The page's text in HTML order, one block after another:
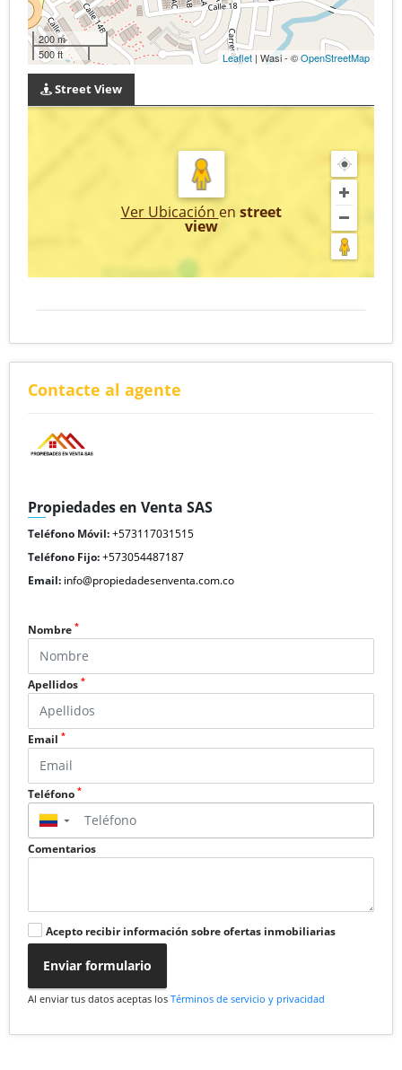
200 m
500 ft
Leaflet | Wasi - ©OpenStreetMap
Street View
Ver Ubicación en street
view
Contacte al agente
Propiedades en Venta SAS
Teléfono Móvil:+573117031515
Teléfono Fijo:+573054487187
Email: info@propiedadesenventa.com.co
Nombre *
Apellidos *
Email *
Teléfono *
▼
Comentarios
Acepto recibir información sobre ofertas inmobiliarias
Enviar formulario
Al enviar tus datos aceptas los Términos de servicio y privacidad